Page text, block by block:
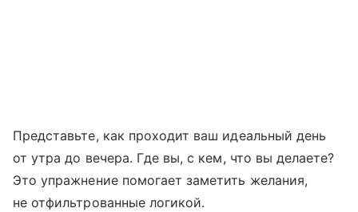
Представьте, как проходит ваш идеальный день
от утра до вечера. Где вы, с кем, что вы делаете?
Это упражнение помогает заметить желания,
не отфильтрованные логикой.